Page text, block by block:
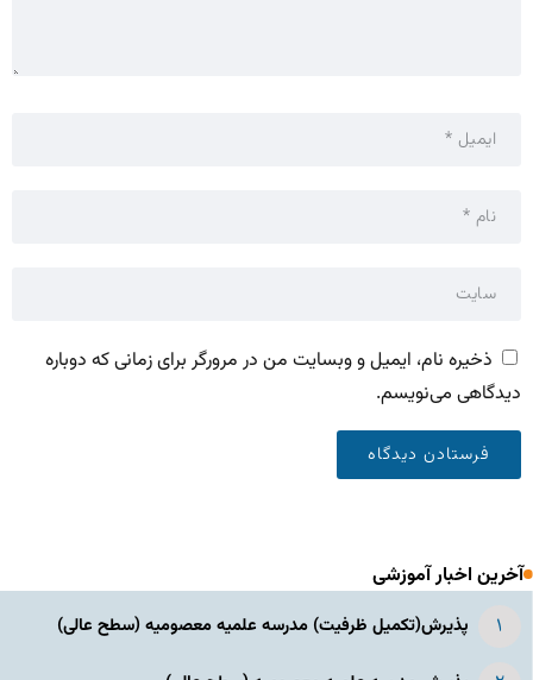
ذخیره نام، ایمیل و وبسایت من در مرورگر برای زمانی که دوباره
دیدگاهی می‌نویسم.
آخرین اخبار آموزشی
پذیرش(تکمیل ظرفیت) مدرسه علمیه معصومیه‌ (سطح عالی)